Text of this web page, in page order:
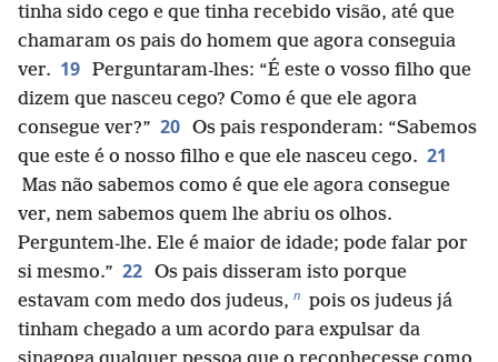
tinha sido cego e que tinha recebido visão, até que
chamaram os pais do homem que agora conseguia
ver. 19 Perguntaram-lhes: “É este o vosso filho que
dizem que nasceu cego? Como é que ele agora
consegue ver?” 20 Os pais responderam: “Sabemos
que este é o nosso filho e que ele nasceu cego. 21
Mas não sabemos como é que ele agora consegue
ver, nem sabemos quem lhe abriu os olhos.
Perguntem-lhe. Ele é maior de idade; pode falar por
si mesmo.” 22 Os pais disseram isto porque
estavam com medo dos judeus, n pois os judeus já
tinham chegado a um acordo para expulsar da